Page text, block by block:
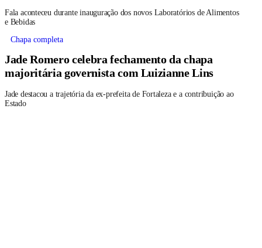
Fala aconteceu durante inauguração dos novos Laboratórios de Alimentos
e Bebidas
Chapa completa
Jade Romero celebra fechamento da chapa
majoritária governista com Luizianne Lins
Jade destacou a trajetória da ex-prefeita de Fortaleza e a contribuição ao
Estado